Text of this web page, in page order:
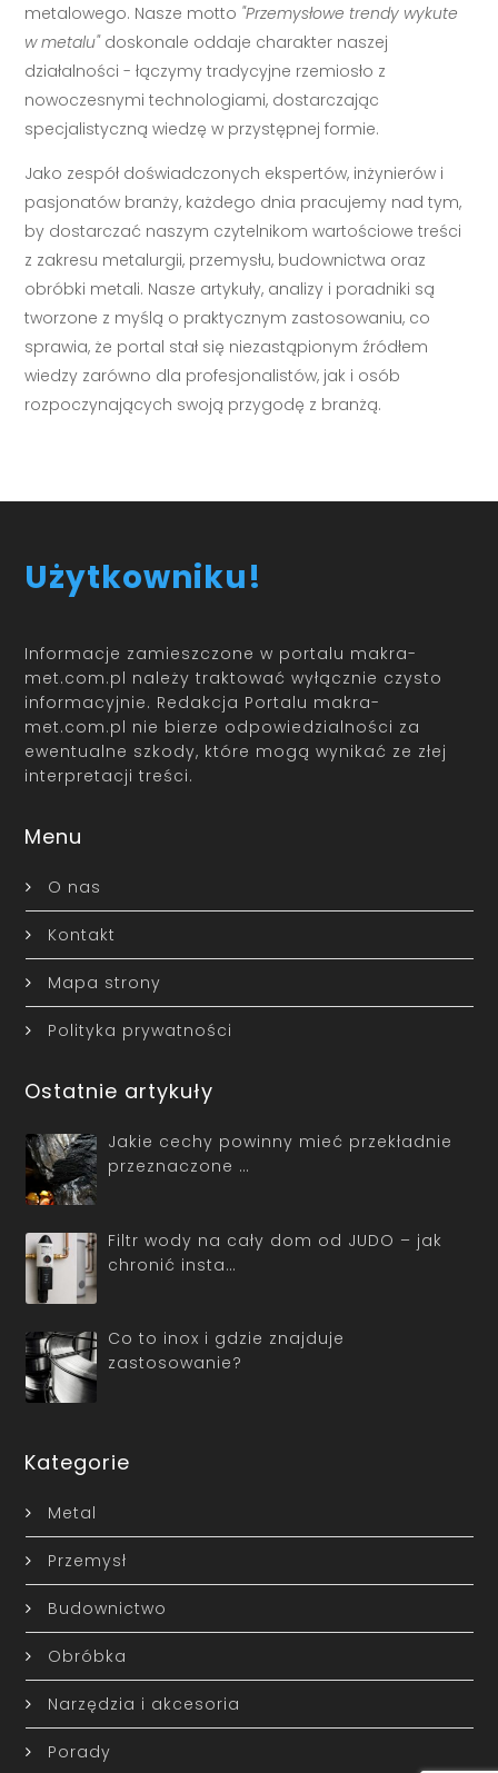
metalowego. Nasze motto "Przemysłowe trendy wykute
w metalu"doskonale oddaje charakter naszej
działalności - łączymy tradycyjne rzemiosło z
nowoczesnymi technologiami, dostarczając
specjalistyczną wiedzę w przystępnej formie.
Jako zespół doświadczonych ekspertów, inżynierów i
pasjonatów branży, każdego dnia pracujemy nad tym,
by dostarczać naszym czytelnikom wartościowe treści
z zakresu metalurgii, przemysłu, budownictwa oraz
obróbki metali. Nasze artykuły, analizy i poradniki są
tworzone z myślą o praktycznym zastosowaniu, co
sprawia, że portal stał się niezastąpionym źródłem
wiedzy zarówno dla profesjonalistów, jak i osób
rozpoczynających swoją przygodę z branżą.
Użytkowniku!
Informacje zamieszczone w portalu makra-
met.com.pl należy traktować wyłącznie czysto
informacyjnie. Redakcja Portalu makra-
met.com.pl nie bierze odpowiedzialności za
ewentualne szkody, które mogą wynikać ze złej
interpretacji treści.
Menu
O nas
Kontakt
Mapa strony
Polityka prywatności
Ostatnie artykuły
Jakie cechy powinny mieć przekładnie
przeznaczone …
Filtr wody na cały dom od JUDO – jak
chronić insta…
Co to inox i gdzie znajduje
zastosowanie?
Kategorie
Metal
Przemysł
Budownictwo
Obróbka
Narzędzia i akcesoria
Porady